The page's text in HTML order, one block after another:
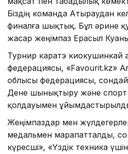
Біздің команда Атыраудан
финалға шықтық. Бұл әрине
жасар жеңімпаз Ерасыл
Турнир каратэ киокушинкай
федерациясы, «Favourit.kz»
облысы федерациясы,
Дене шынықтыру және
қолдауымен
Жеңімпаздар мен
медальмен марапатталды,
күресші», «Үздік техника